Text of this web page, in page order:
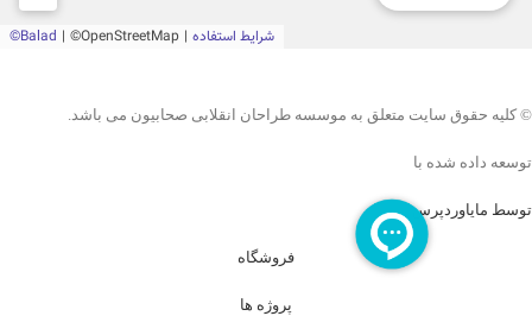
© کلیه حقوق سایت متعلق به موسسه طراحان انقلابی صحابیون می باشد.
توسعه داده شده با
توسط مایاوردپرس
فروشگاه
پروژه ها